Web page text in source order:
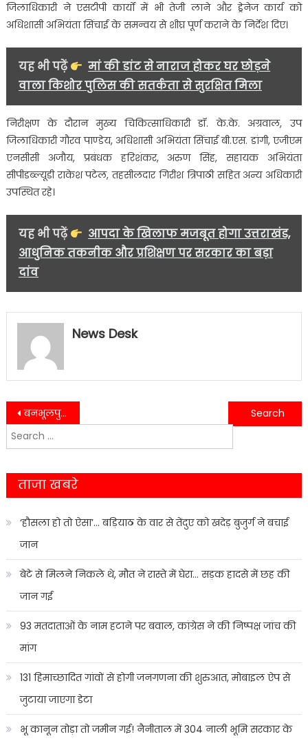
जिलाधिकारी ने एसटीपी कार्यों में भी तेजी लाने और ड्रेनेज कार्य को
अधिशासी अभियंता सिंचाई के समन्वय से शीघ्र पूर्ण कराने के निर्देश दिए।
यह भी पढ़ें
मां की डांट से नाराज होकर घर छोड़ने
वाला किशोर पुलिस की सतर्कता से सुरक्षित मिला
निरीक्षण के दौरान मुख्य चिकित्साधिकारी डॉ. के.के. अग्रवाल, उप
जिलाधिकारी गौरव पाण्डेय, अधिशासी अभियंता सिंचाई बी.एस. डांगी, एजीएम
एनसीसी अजौय, प्रबंधक हरिशंकर, अरुण सिंह, सहायक अभियंता
सीपीडब्ल्यूडी राकेश पटेल, तहसीलदार गिरीश त्रिपाठी सहित अन्य अधिकारी
उपस्थित रहे।
यह भी पढ़ें
आपदा के खिलाफ मजबूत होगा उत्तराखंड,
आधुनिक तकनीक और प्रशिक्षण पर सरकार का बड़ा
दांव
News Desk
Post
navigation
बनभूलपुरा पुनर्वास का असर 2027 पर?, हल्द्वानी विधानसभा में बदल सकता है सियासी समीकरण…….
राष्ट्रीय स्वयंसेवक संघ के 100 वर्ष पूर्ण होने पर भव्य आयोजन, हजारों की सहभागिता….
Search
for:
ताजा खबरे
‘हौसला हो तो ऐसा’… बड़ियाठ के वार से तेंदुए को खदेड़ बुजुर्ग ने बचाई
जान
बेटे से मिलने निकले थे, मौत ने रास्ते में घेरा… सड़क हादसे में छह की
जान गई
93 मतदाताओं के नाम हटाने पर बवाल, कांग्रेस ने की निष्पक्ष जांच की
मांग
131 हिमाच्छादित गांवों से होगी जनगणना की शुरुआत, मोबाइल ऐप से
जुटाया जाएगा डेटा
भू कानून तोड़ा तो जमीन गई! नैनीताल में 304 नाली भूमि सरकार के